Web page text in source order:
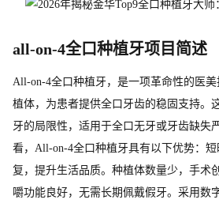
all-on-4全口种植牙项目简述
All-on-4全口种植牙，是一项革命性的医
植体，为患者提供全口牙齿的稳固支持。
牙的局限性，适用于全口无牙或牙齿缺失
看，All-on-4全口种植牙具有以下优势：
复，提升生活品质。种植体数量少，手术
嚼功能良好，无需长期佩戴假牙。采用数